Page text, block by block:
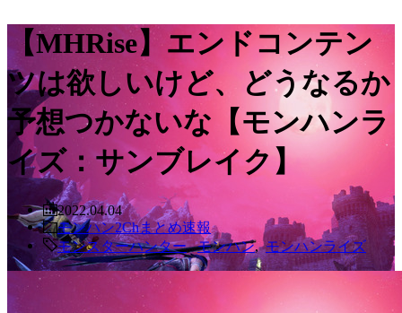
【MHRise】エンドコンテン
ツは欲しいけど、どうなるか
予想つかないな【モンハンラ
イズ：サンブレイク】
2022.04.04
モンハン2Chまとめ速報
モンスターハンター,モンハン,モンハンライズ